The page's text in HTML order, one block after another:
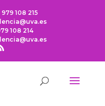
108 215
108 214